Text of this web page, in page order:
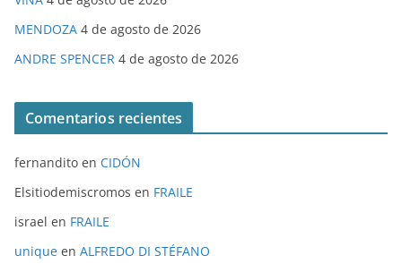
MENDOZA 4 de agosto de 2026
ANDRE SPENCER 4 de agosto de 2026
Comentarios recientes
fernandito en CIDÓN
Elsitiodemiscromos en FRAILE
israel en FRAILE
unique en ALFREDO DI STÉFANO